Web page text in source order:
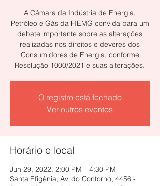
A Câmara da Indústria de Energia,
Petróleo e Gás da FIEMG convida para um
debate importante sobre as alterações
realizadas nos direitos e deveres dos
Consumidores de Energia, conforme
Resolução 1000/2021 e suas alterações.
O registro está fechado
Ver outros eventos
Horário e local
Jun 29, 2022, 2:00 PM – 4:30 PM
Santa Efigênia, Av. do Contorno, 4456 -